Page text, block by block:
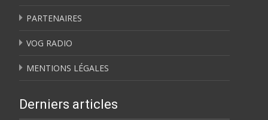
PARTENAIRES
VOG RADIO
MENTIONS LÉGALES
Derniers articles